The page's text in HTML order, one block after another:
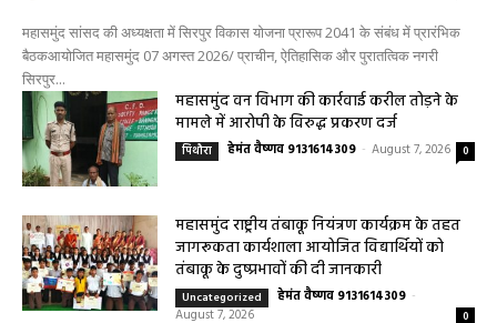
योजना प्रारूप 2041 के संबंध में प्रारंभिक
बैठकआयोजित
हेमंत वैष्णव 9131614309 - August 7, 2026
महासमुंद सांसद की अध्यक्षता में सिरपुर विकास योजना प्रारूप 2041 के संबंध में प्रारंभिक
बैठकआयोजित महासमुंद 07 अगस्त 2026/ प्राचीन, ऐतिहासिक और पुरातत्विक नगरी
सिरपुर...
महासमुंद वन विभाग की कार्रवाई करील तोड़ने के
मामले में आरोपी के विरुद्ध प्रकरण दर्ज
पिथौरा हेमंत वैष्णव 9131614309 - August 7, 2026